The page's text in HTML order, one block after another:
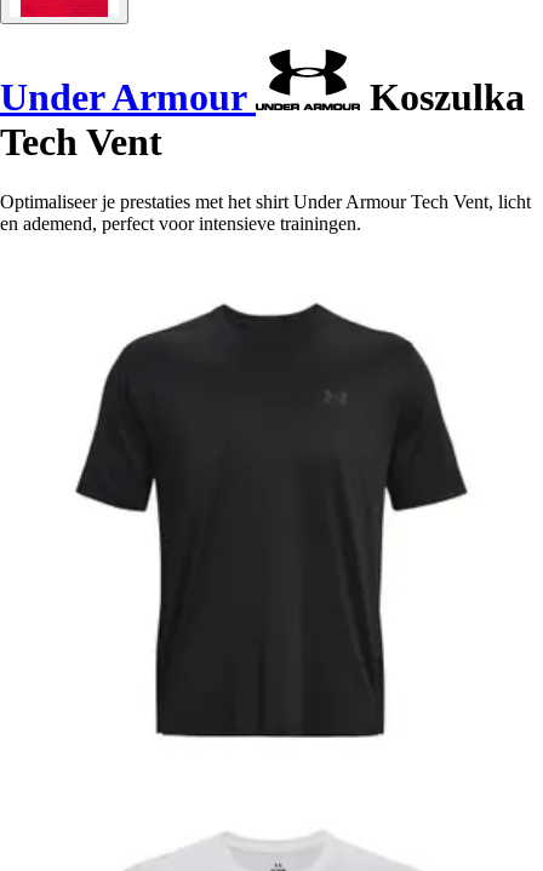
Under Armour
Koszulka
Tech Vent
Optimaliseer je prestaties met het shirt Under Armour Tech Vent, licht
en ademend, perfect voor intensieve trainingen.